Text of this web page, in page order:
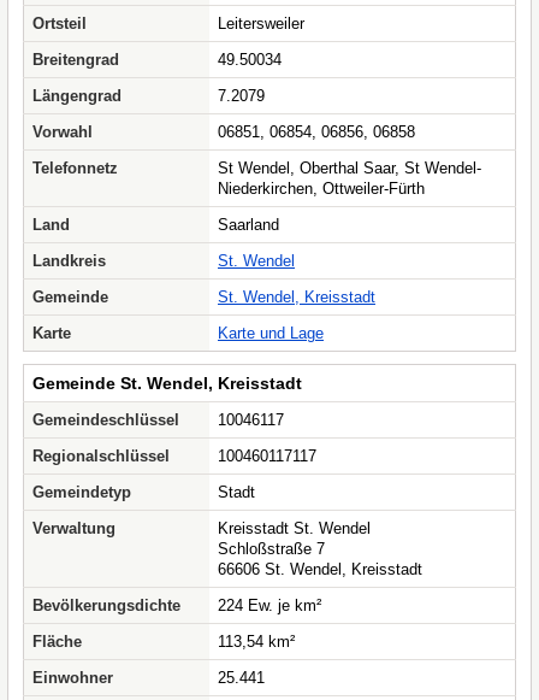
Ortsteil
Leitersweiler
Breitengrad
49.50034
Längengrad
7.2079
Vorwahl
06851, 06854, 06856, 06858
Telefonnetz
St Wendel, Oberthal Saar, St Wendel-
Niederkirchen, Ottweiler-Fürth
Land
Saarland
Landkreis
St. Wendel
Gemeinde
St. Wendel, Kreisstadt
Karte
Karte und Lage
Gemeinde St. Wendel, Kreisstadt
Gemeindeschlüssel
10046117
Regionalschlüssel
100460117117
Gemeindetyp
Stadt
Verwaltung
Kreisstadt St. Wendel
Schloßstraße 7
66606 St. Wendel, Kreisstadt
Bevölkerungsdichte
224 Ew. je km²
Fläche
113,54 km²
Einwohner
25.441